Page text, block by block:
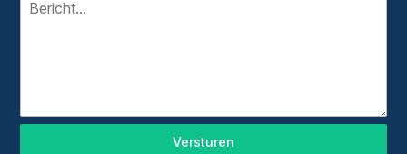
Versturen